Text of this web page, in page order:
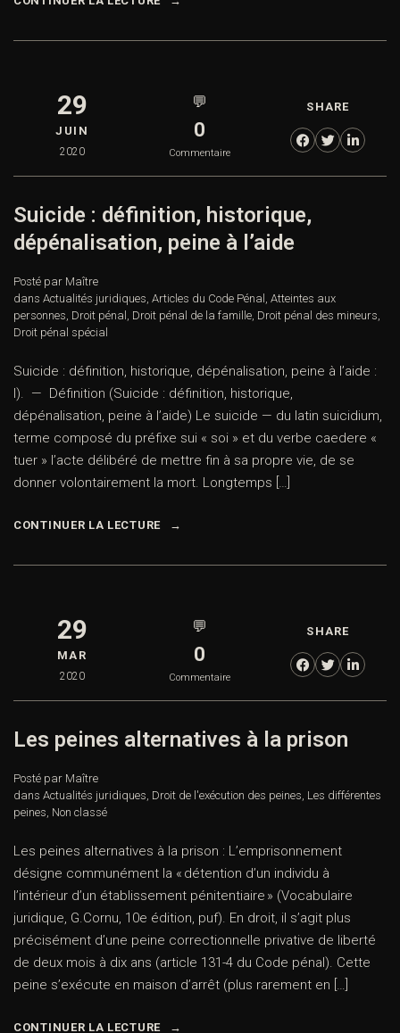
29
JUIN
2020
💬
0
Commentaire
SHARE
Suicide : définition, historique,
dépénalisation, peine à l’aide
Posté par Maître
dans Actualités juridiques, Articles du Code Pénal , Atteintes aux
personnes, Droit pénal , Droit pénal de la famille, Droit pénal des mineurs,
Droit pénal spécial
Suicide : définition, historique, dépénalisation, peine à l’aide :
I). — Définition (Suicide : définition, historique,
dépénalisation, peine à l’aide) Le suicide — du latin suicidium,
terme composé du préfixe sui « soi » et du verbe caedere «
tuer » l’acte délibéré de mettre fin à sa propre vie, de se
donner volontairement la mort. Longtemps […]
CONTINUER LA LECTURE
29
MAR
2020
💬
0
Commentaire
SHARE
Les peines alternatives à la prison
Posté par Maître
dans Actualités juridiques, Droit de l'exécution des peines, Les différentes
peines, Non classé
Les peines alternatives à la prison : L’emprisonnement
désigne communément la « détention d’un individu à
l’intérieur d’un établissement pénitentiaire » (Vocabulaire
juridique, G.Cornu, 10e édition, puf). En droit, il s’agit plus
précisément d’une peine correctionnelle privative de liberté
de deux mois à dix ans (article 131-4 du Code pénal). Cette
peine s’exécute en maison d’arrêt (plus rarement en […]
CONTINUER LA LECTURE